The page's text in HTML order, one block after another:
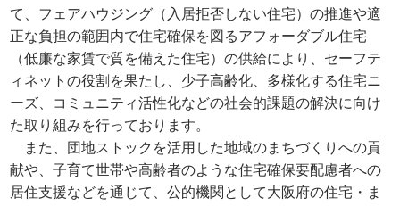
て、フェアハウジング（入居拒否しない住宅）の推進や適
正な負担の範囲内で住宅確保を図るアフォーダブル住宅
（低廉な家賃で質を備えた住宅）の供給により、セーフテ
ィネットの役割を果たし、少子高齢化、多様化する住宅ニ
ーズ、コミュニティ活性化などの社会的課題の解決に向け
た取り組みを行っております。
また、団地ストックを活用した地域のまちづくりへの貢
献や、子育て世帯や高齢者のような住宅確保要配慮者への
居住支援などを通じて、公的機関として大阪府の住宅・ま